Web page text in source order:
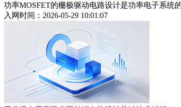
功率MOSFET的栅极驱动电路设计是功率电子系统
入网时间：2026-05-29 10:01:07